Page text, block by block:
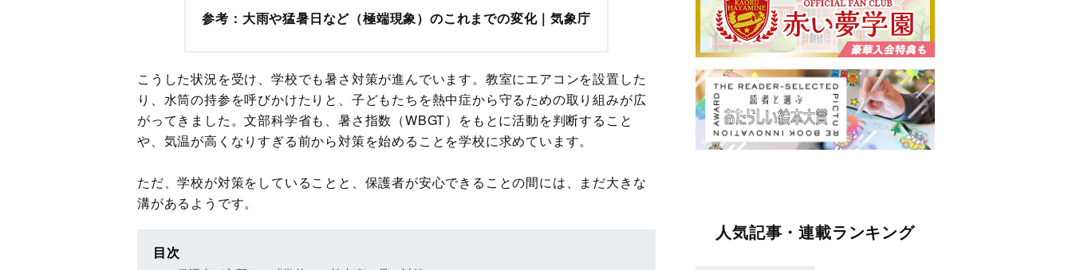
参考：大雨や猛暑日など（極端現象）のこれまでの変化｜気象庁
こうした状況を受け、学校でも暑さ対策が進んでいます。教室にエアコンを設置した
り、水筒の持参を呼びかけたりと、子どもたちを熱中症から守るための取り組みが広
がってきました。文部科学省も、暑さ指数（WBGT）をもとに活動を判断すること
や、気温が高くなりすぎる前から対策を始めることを学校に求めています。
ただ、学校が対策をしていることと、保護者が安心できることの間には、まだ大きな
溝があるようです。
目次
人気記事・連載ランキング